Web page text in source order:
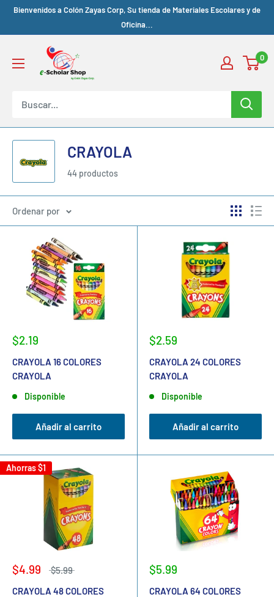
Bienvenidos a Colón Zayas Corp, Su tienda de Materiales Escolares y de
Oficina...
0
CRAYOLA
44 productos
Ordenar por
$2.19
CRAYOLA 16 COLORES
CRAYOLA
Disponible
Añadir al carrito
$2.59
CRAYOLA 24 COLORES
CRAYOLA
Disponible
Añadir al carrito
Ahorras$1
$4.99
$5.99
CRAYOLA 48 COLORES
$5.99
CRAYOLA 64 COLORES